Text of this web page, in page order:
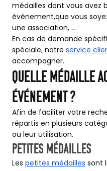
médailles dont vous avez
événement,que vous
une association, …
En cas de demande
spéciale, notre service
accompagner.
Quelle médaille
événement ?
Afin de faciliter votre
répartis en plusieurs
ou leur utilisation.
Petites médailles
Les petites médailles sont